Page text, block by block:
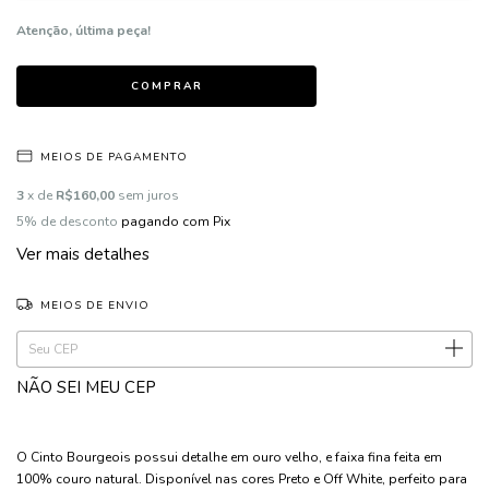
Atenção, última peça!
MEIOS DE PAGAMENTO
3x de R$160,00 sem juros
5% de desconto pagando com Pix
Ver mais detalhes
MEIOS DE ENVIO
Entregas para o CEP: ALTERAR CEP
NÃO SEI MEU CEP
O Cinto Bourgeois possui detalhe em ouro velho, e faixa fina feita em
100% couro natural. Disponível nas cores Preto e Off White, perfeito para